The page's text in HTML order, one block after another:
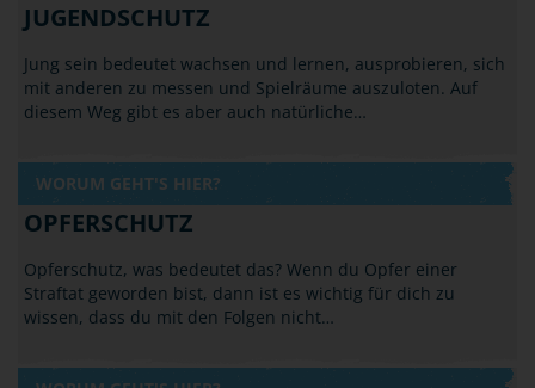
JUGENDSCHUTZ
Jung sein bedeutet wachsen und lernen, ausprobieren, sich
mit anderen zu messen und Spielräume auszuloten. Auf
diesem Weg gibt es aber auch natürliche…
WORUM GEHT'S HIER?
OPFERSCHUTZ
Opferschutz, was bedeutet das? Wenn du Opfer einer
Straftat geworden bist, dann ist es wichtig für dich zu
wissen, dass du mit den Folgen nicht…